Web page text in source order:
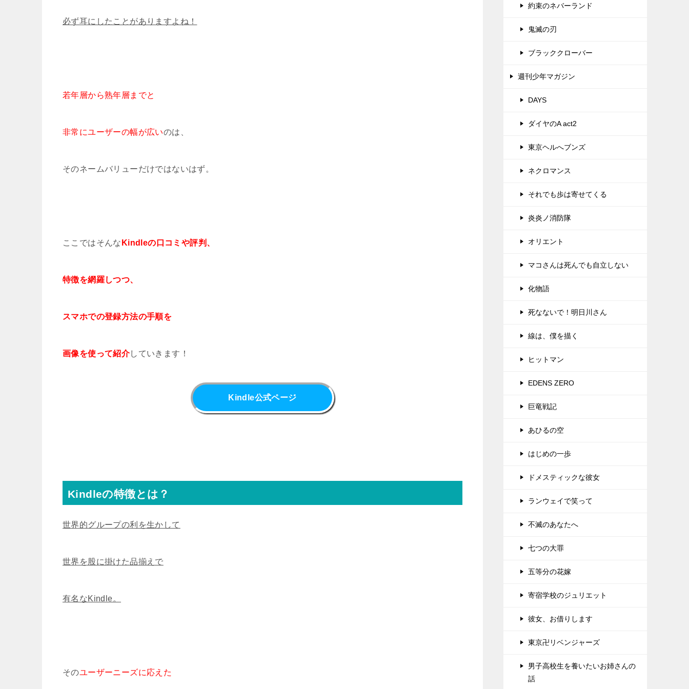
必ず耳にしたことがありますよね！
若年層から熟年層までと
非常にユーザーの幅が広いのは、
そのネームバリューだけではないはず。
ここではそんな Kindleの口コミや評判、
特徴を網羅しつつ、
スマホでの登録方法の手順を
画像を使って紹介していきます！
Kindle公式ページ
Kindleの特徴とは？
世界的グループの利を生かして
世界を股に掛けた品揃えで
有名なKindle。
そのユーザーニーズに応えた
約束のネバーランド
鬼滅の刃
ブラッククローバー
週刊少年マガジン
DAYS
ダイヤのA act2
東京ヘルへブンズ
ネクロマンス
それでも歩は寄せてくる
炎炎ノ消防隊
オリエント
マコさんは死んでも自立しない
化物語
死なないで！明日川さん
線は、僕を描く
ヒットマン
EDENS ZERO
巨竜戦記
あひるの空
はじめの一歩
ドメスティックな彼女
ランウェイで笑って
不滅のあなたへ
七つの大罪
五等分の花嫁
寄宿学校のジュリエット
彼女、お借りします
東京卍リベンジャーズ
男子高校生を養いたいお姉さんの
話